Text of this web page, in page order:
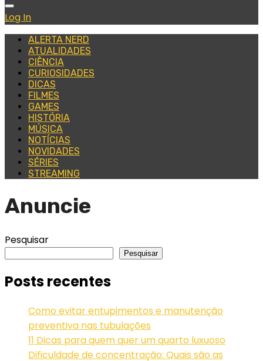
Log In
ALERTA NERD
ATUALIDADES
CIÊNCIA
CURIOSIDADES
DICAS
FILMES
GAMES
HISTÓRIA
MÚSICA
NOTÍCIAS
NOVIDADES
SÉRIES
STREAMING
Anuncie
Pesquisar
Pesquisar
Posts recentes
Como evitar entupimentos e manutenção
preventiva nas tubulações
11 Dicas para quem quer um quarto luxuoso
Dificuldade de concentração: Quais são as